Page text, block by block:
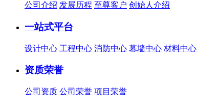
公司介绍 发展历程 至尊客户 创始人介绍
一站式平台
设计中心 工程中心 消防中心 幕墙中心 材料中心
资质荣誉
公司资质 公司荣誉 项目荣誉